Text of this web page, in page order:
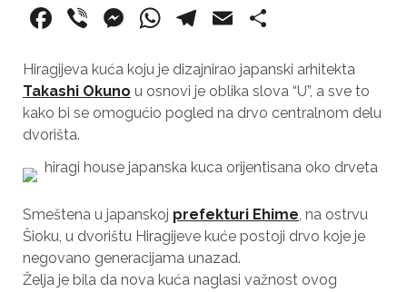
F
c
e
b
o
k
Vi
er
M
ss
e
g
W
at
s
p
T
e
gr
m
E
ai
l
ar
e
Hiragijeva kuća koju je dizajnirao japanski arhitekta
Takashi Okuno u osnovi je oblika slova “U”, a sve to
kako bi se omogućio pogled na drvo centralnom delu
dvorišta.
Smeštena u japanskoj prefekturi Ehime, na ostrvu
Šioku, u dvorištu Hiragijeve kuće postoji drvo koje je
negovano generacijama unazad.
Želja je bila da nova kuća naglasi važnost ovog